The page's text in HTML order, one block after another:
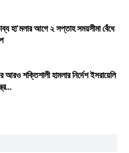
হা'মলার আগে ২ সপ্তাহ সময়সীমা বেঁধে
আরও শক্তিশালী হামলার নির্দেশ ইসরায়েলি